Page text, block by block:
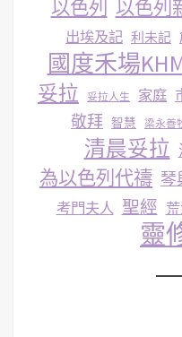
以色列 以色列
出埃及記 利未記
國度禾場
妥拉 妥拉人生 家庭
敬拜 智慧 梁永善
清晨妥拉
為以色列代禱 琴
考門夫人 聖經
靈